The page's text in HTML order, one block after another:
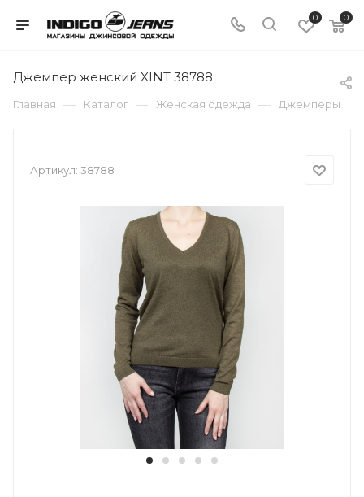
0 0
Джемпер женский XINT 38788
Главная — Каталог — Женская одежда — Джемперы
Артикул: 38788